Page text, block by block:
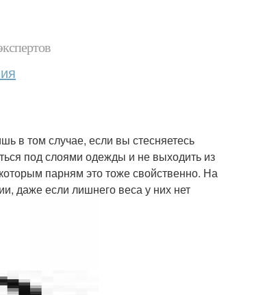
в том случае, если вы стесняетесь
под слоями одежды и не выходить из
парням это тоже свойственно. На
даже если лишнего веса у них нет